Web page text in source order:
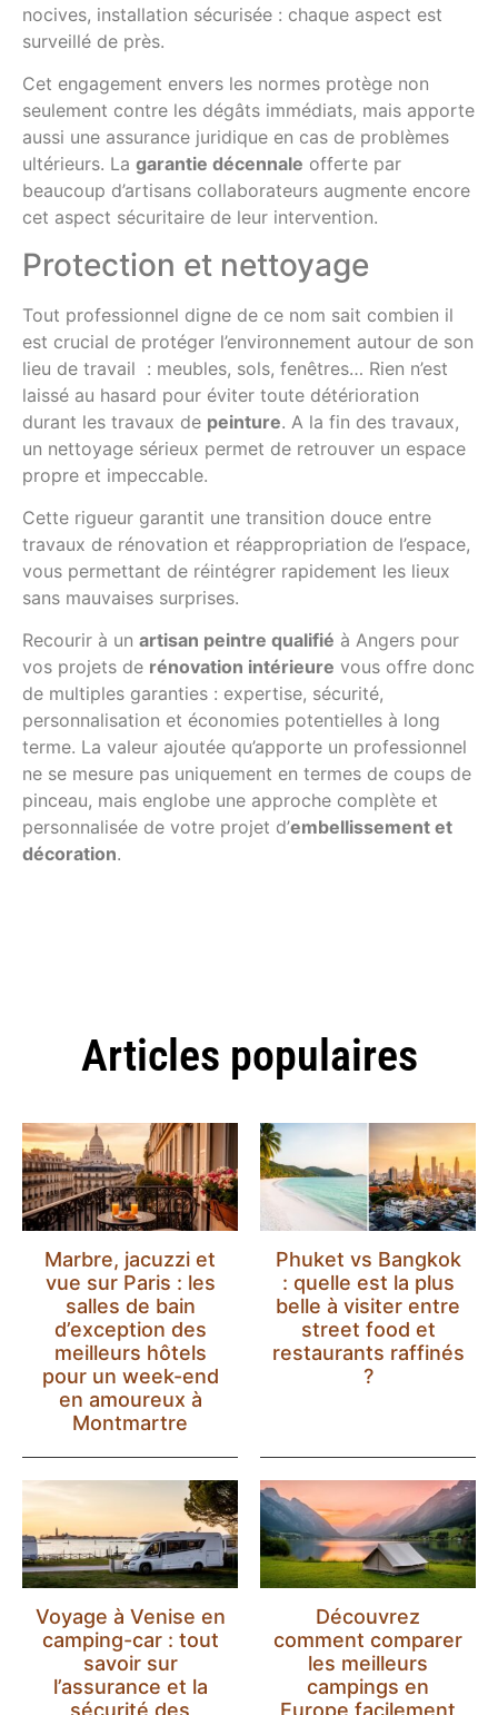
nocives, installation sécurisée : chaque aspect est
surveillé de près.
Cet engagement envers les normes protège non
seulement contre les dégâts immédiats, mais apporte
aussi une assurance juridique en cas de problèmes
ultérieurs. La garantie décennale offerte par
beaucoup d’artisans collaborateurs augmente encore
cet aspect sécuritaire de leur intervention.
Protection et nettoyage
Tout professionnel digne de ce nom sait combien il
est crucial de protéger l’environnement autour de son
lieu de travail : meubles, sols, fenêtres… Rien n’est
laissé au hasard pour éviter toute détérioration
durant les travaux de peinture. A la fin des travaux,
un nettoyage sérieux permet de retrouver un espace
propre et impeccable.
Cette rigueur garantit une transition douce entre
travaux de rénovation et réappropriation de l’espace,
vous permettant de réintégrer rapidement les lieux
sans mauvaises surprises.
Recourir à un artisan peintre qualifié à Angers pour
vos projets de rénovation intérieure vous offre donc
de multiples garanties : expertise, sécurité,
personnalisation et économies potentielles à long
terme. La valeur ajoutée qu’apporte un professionnel
ne se mesure pas uniquement en termes de coups de
pinceau, mais englobe une approche complète et
personnalisée de votre projet d’embellissement et
décoration.
Articles populaires
Marbre, jacuzzi et
vue sur Paris : les
salles de bain
d’exception des
meilleurs hôtels
pour un week-end
en amoureux à
Montmartre
Phuket vs Bangkok
: quelle est la plus
belle à visiter entre
street food et
restaurants raffinés
?
Voyage à Venise en
camping-car : tout
savoir sur
l’assurance et la
Découvrez
comment comparer
les meilleurs
campings en